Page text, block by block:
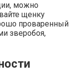
можно
щенку
проваренный
зверобоя,